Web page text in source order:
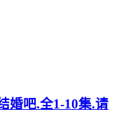
婚吧.全1-10集.请